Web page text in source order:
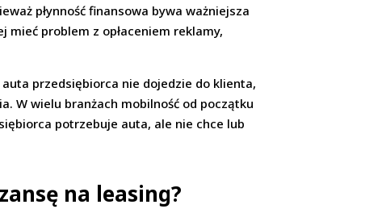
płynność finansowa bywa ważniejsza
mieć problem z opłaceniem reklamy,
przedsiębiorca nie dojedzie do klienta,
W wielu branżach mobilność od początku
potrzebuje auta, ale nie chce lub
na leasing?